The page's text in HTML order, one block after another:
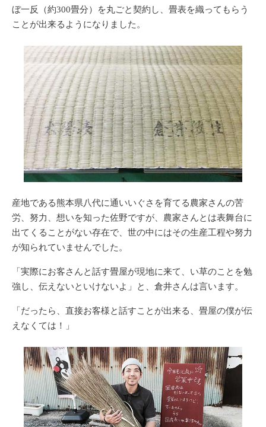
ぼ一反（約300畳分）を丸ごと契約し、畳表を織ってもらう
ことが出来るようになりました。
産地である熊本県八代に通いいぐさを育てる農家さんの苦
労、努力、想いを知った佐野ですが、農家さんとは表舞台に
出てくることがない存在で、世の中にはその生産工程や努力
が知られていませんでした。
「実際にお客さんと話す畳屋が現地に来て、い草のことを勉
強し、伝えないといけないよ」と、倉井さんは言います。
「だったら、直接お客様と話すことが出来る、畳屋の僕が伝
えなくては！」